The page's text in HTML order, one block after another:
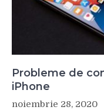
Probleme de
iPhone
noiembrie 28, 2020